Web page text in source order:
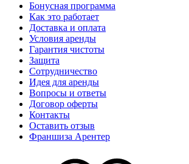
Бонусная программа
Как это работает
Доставка и оплата
Условия аренды
Гарантия чистоты
Защита
Сотрудничество
Идея для аренды
Вопросы и ответы
Договор оферты
Контакты
Оставить отзыв
Франшиза Арентер